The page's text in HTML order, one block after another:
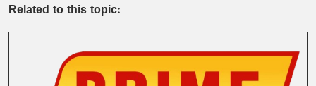
Related to this topic: